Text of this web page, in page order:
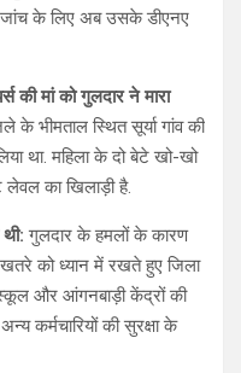
के लिए अब उसके डीएनए
मां को गुलदार ने मारा
भीमताल स्थित सूर्या गांव की
था. महिला के दो बेटे खो-खो
का खिलाड़ी है.
गुलदार के हमलों के कारण
को ध्यान में रखते हुए जिला
और आंगनबाड़ी केंद्रों की
कर्मचारियों की सुरक्षा के